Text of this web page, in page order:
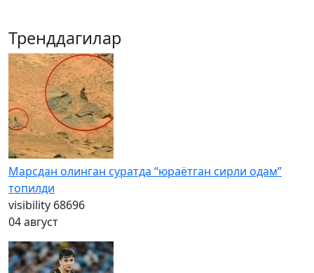
Тренддагилар
Марсдан олинган суратда “юраётган сирли одам”
топилди
visibility 68696
04 август